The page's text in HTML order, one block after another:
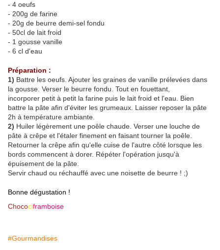
- 4 oeufs
- 200g de farine
- 20g de beurre demi-sel fondu
- 50cl de lait froid
- 1 gousse vanille
- 6 cl d'eau
Préparation :
1) Battre les oeufs. Ajouter les graines de vanille prélevées dans
la gousse. Verser le beurre fondu. Tout en fouettant,
incorporer petit à petit la farine puis le lait froid et l'eau. Bien
battre la pâte afin d'éviter les grumeaux. Laisser reposer la pâte
2h à température ambiante.
2) Huiler légèrement une poêle chaude. Verser une louche de
pâte à crêpe et l'étaler finement en faisant tourner la poêle.
Retourner la crêpe afin qu'elle cuise de l'autre côté lorsque les
bords commencent à dorer. Répéter l'opération jusqu'à
épuisement de la pâte.
Servir chaud ou réchauffé avec une noisette de beurre ! ;)
Bonne dégustation !
Chocociframboise
#Gourmandises